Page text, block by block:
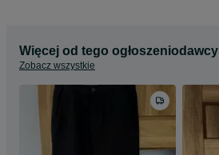
Więcej od tego ogłoszeniodawcy
Zobacz wszystkie